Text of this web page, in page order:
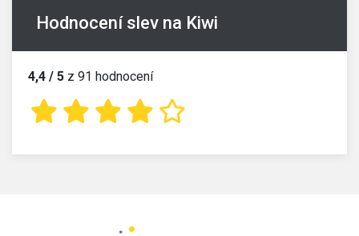
Hodnocení slev na Kiwi
4,4 / 5 z 91 hodnocení